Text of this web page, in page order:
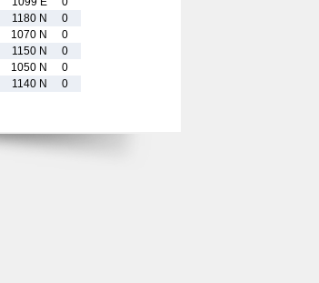
1180 N
0
1070 N
0
1150 N
0
1050 N
0
1140 N
0